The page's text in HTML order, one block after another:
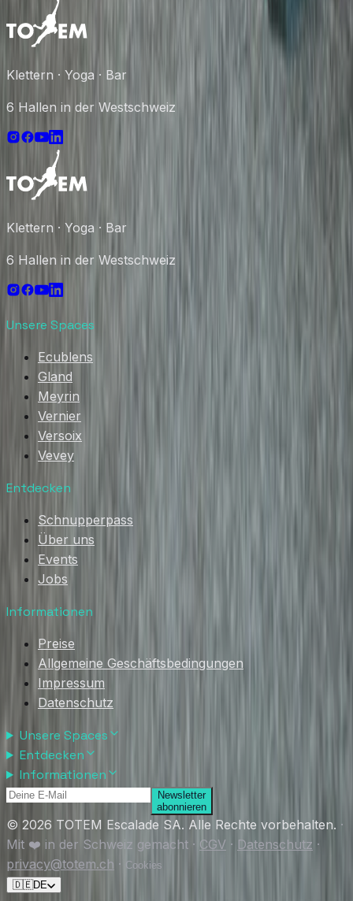
Klettern · Yoga · Bar
6 Hallen in der Westschweiz
Klettern · Yoga · Bar
6 Hallen in der Westschweiz
Unsere Spaces
Ecublens
Gland
Meyrin
Vernier
Versoix
Vevey
Entdecken
Schnupperpass
Über uns
Events
Jobs
Informationen
Preise
Allgemeine Geschäftsbedingungen
Impressum
Datenschutz
Unsere Spaces
Entdecken
Informationen
Newsletter
abonnieren
© 2026 TOTEM Escalade SA. Alle Rechte vorbehalten. ·
Mit ❤️ in der Schweiz gemacht · CGV · Datenschutz ·
privacy@totem.ch · Cookies
🇩🇪DE